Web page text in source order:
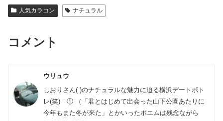
人気カラコン ナチュラル
コメント
ウリュウ
しおりさん( )のナチュラルな魅力に迫る横浜デートポト
レ(笑) ① （「君とはじめて出会った山下公園あたりに
今年もまた冬が来た」とかいったポエムは残念ながら